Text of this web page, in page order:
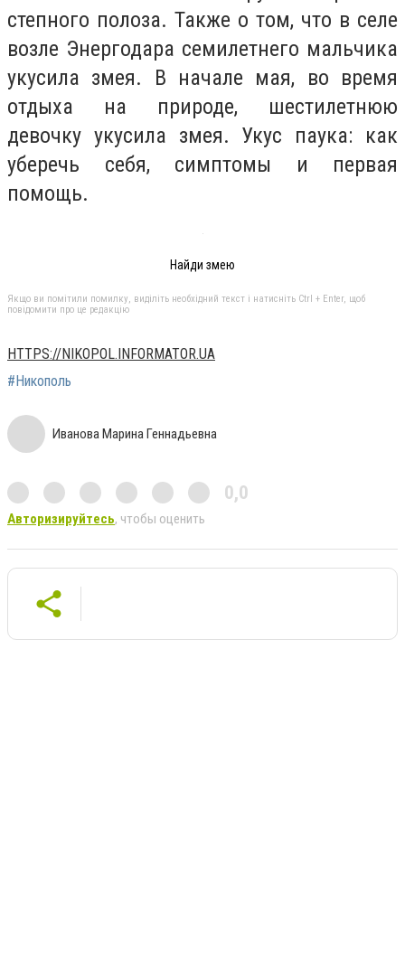
степного полоза. Также о том, что в селе
возле Энергодара семилетнего мальчика
укусила змея. В начале мая, во время
отдыха на природе, шестилетнюю
девочку укусила змея. Укус паука: как
уберечь себя, симптомы и первая
помощь.
Найди змею
Якщо ви помітили помилку, виділіть необхідний текст і натисніть Ctrl + Enter, щоб
повідомити про це редакцію
HTTPS://NIKOPOL.INFORMATOR.UA
#Никополь
Иванова Марина Геннадьевна
0,0
Авторизируйтесь, чтобы оценить